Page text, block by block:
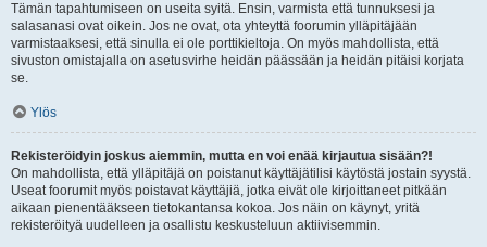
Tämän tapahtumiseen on useita syitä. Ensin, varmista että tunnuksesi ja
salasanasi ovat oikein. Jos ne ovat, ota yhteyttä foorumin ylläpitäjään
varmistaaksesi, että sinulla ei ole porttikieltoja. On myös mahdollista, että
sivuston omistajalla on asetusvirhe heidän päässään ja heidän pitäisi korjata
se.
Ylös
Rekisteröidyin joskus aiemmin, mutta en voi enää kirjautua sisään?!
On mahdollista, että ylläpitäjä on poistanut käyttäjätilisi käytöstä jostain syystä.
Useat foorumit myös poistavat käyttäjiä, jotka eivät ole kirjoittaneet pitkään
aikaan pienentääkseen tietokantansa kokoa. Jos näin on käynyt, yritä
rekisteröityä uudelleen ja osallistu keskusteluun aktiivisemmin.